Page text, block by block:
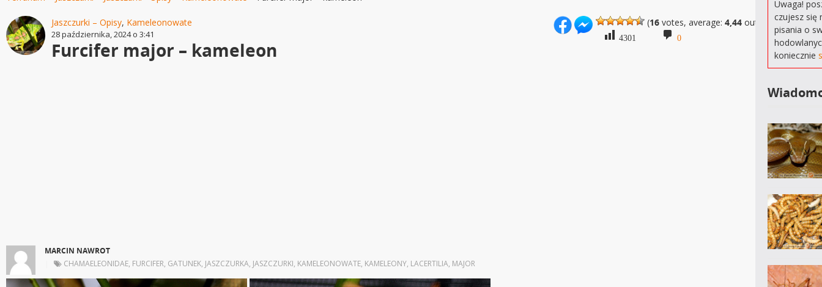
(16votes, average: 4,44out of 5)
4301 0
Jaszczurki – Opisy, Kameleonowate
28 października, 2024 o 3:41
Furcifer major – kameleon
MARCIN NAWROT
CHAMAELEONIDAE, FURCIFER, GATUNEK, JASZCZURKA, JASZCZURKI, KAMELEONOWATE, KAMELEONY, LACERTILIA, MAJOR
Uwaga!
czujesz się
pisania o
koniecznie